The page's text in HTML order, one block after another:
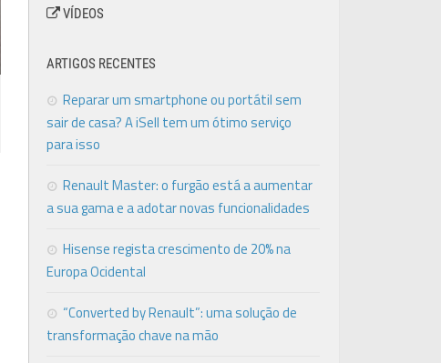
VÍDEOS
ARTIGOS RECENTES
Reparar um smartphone ou portátil sem
sair de casa? A iSell tem um ótimo serviço
para isso
Renault Master: o furgão está a aumentar
a sua gama e a adotar novas funcionalidades
Hisense regista crescimento de 20% na
Europa Ocidental
“Converted by Renault”: uma solução de
transformação chave na mão